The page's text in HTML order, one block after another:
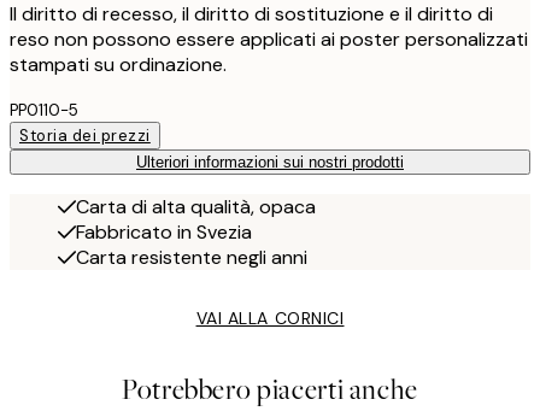
Il diritto di recesso, il diritto di sostituzione e il diritto di
reso non possono essere applicati ai poster personalizzati
stampati su ordinazione.
PP0110-5
Storia dei prezzi
Ulteriori informazioni sui nostri prodotti
Carta di alta qualità, opaca
Fabbricato in Svezia
Carta resistente negli anni
VAI ALLA CORNICI
Potrebbero piacerti anche